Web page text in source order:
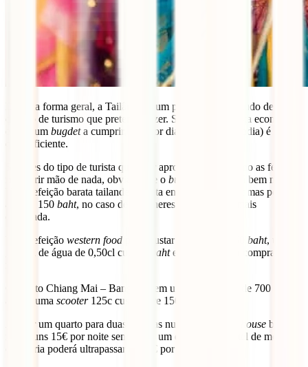
De uma forma geral, a Tailândia é um país barato mas tudo depende
do tipo de turismo que pretende fazer. Se fores um turista económico
e com um bugdeta cumprir, 10€ por dia (excluindo estadia) é mais
que suficiente.
Se fores do tipo de turista que quer aproveitar ao máximo as férias e
não abrir mão de nada, obviamente o budget
diário será bem maior.
Uma refeição barata tailandesa custa entre 40 a 60
mas pode ir
até aos 150 baht, no caso de escolheres uma refeição mais
elaborada.
Uma refeição western food pode custar entre 250 a 350 baht, uma
garrafa de água de 0,50cl custa 7
bahte 10
se for comprada na
O trajeto Chiang Mai – Bangkok tem um custo médio de 700
alugar uma scooter125c custa entre 150 a 250
Alugar um quarto para duas pessoas num
hostel/guest house barato
ronda uns 15€ por noite sendo que um quarto num hotel de média
categoria poderá ultrapassar os 30€ por noite.